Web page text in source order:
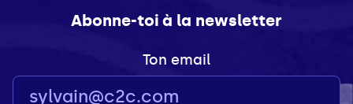
Abonne-toi à la newsletter
Ton email